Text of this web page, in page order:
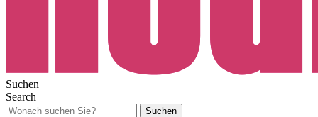
Suchen
Search
Suchen